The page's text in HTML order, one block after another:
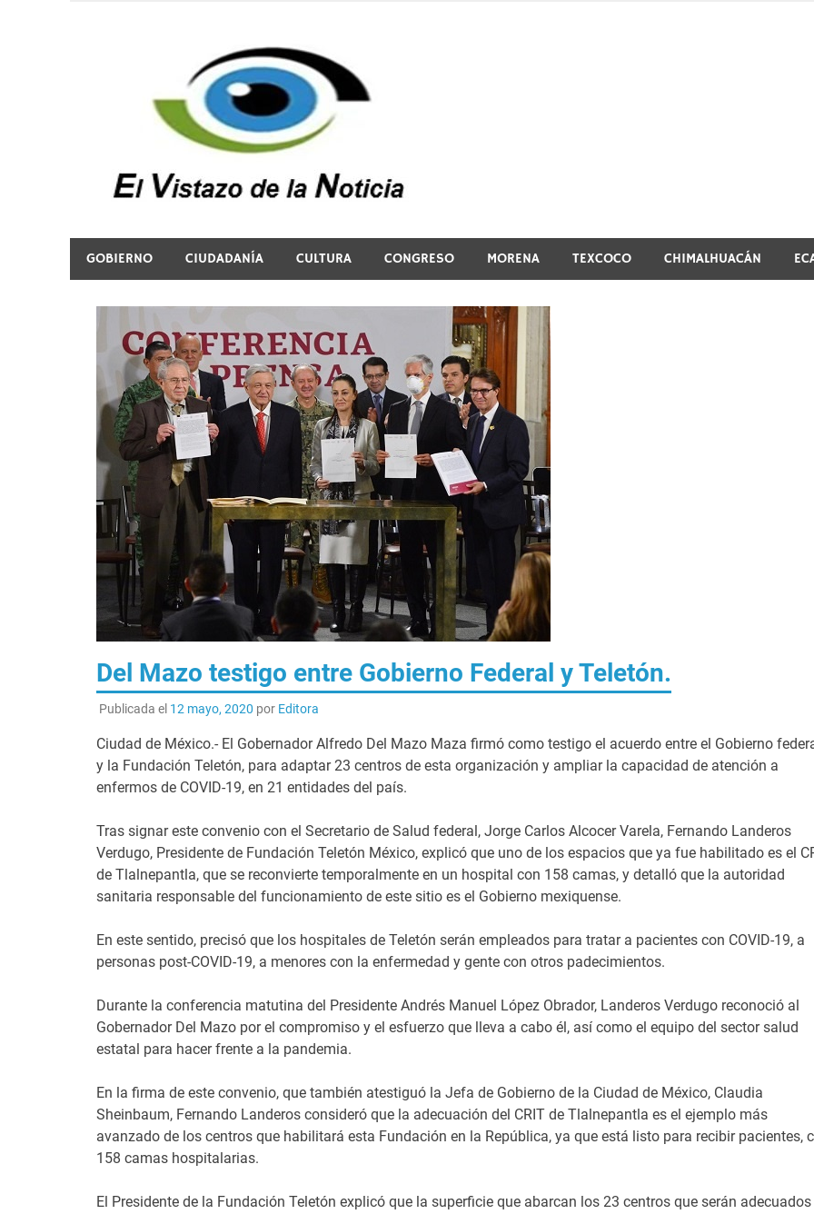
GOBIERNO CIUDADANÍA CULTURA CONGRESO MORENA TEXCOCO CHIMALHUACÁN
Del Mazo testigo entre Gobierno Federal y Teletón.
Publicada el 12 mayo, 2020 por Editora
Ciudad de México.- El Gobernador Alfredo Del Mazo Maza firmó como testigo el acuerdo entre el Gobierno
y la Fundación Teletón, para adaptar 23 centros de esta organización y ampliar la capacidad de atención a
enfermos de COVID-19, en 21 entidades del país.
Tras signar este convenio con el Secretario de Salud federal, Jorge Carlos Alcocer Varela, Fernando Landeros
Verdugo, Presidente de Fundación Teletón México, explicó que uno de los espacios que ya fue habilitado es el
de Tlalnepantla, que se reconvierte temporalmente en un hospital con 158 camas, y detalló que la autoridad
sanitaria responsable del funcionamiento de este sitio es el Gobierno mexiquense.
En este sentido, precisó que los hospitales de Teletón serán empleados para tratar a pacientes con COVID-19, a
personas post-COVID-19, a menores con la enfermedad y gente con otros padecimientos.
Durante la conferencia matutina del Presidente Andrés Manuel López Obrador, Landeros Verdugo reconoció al
Gobernador Del Mazo por el compromiso y el esfuerzo que lleva a cabo él, así como el equipo del sector salud
estatal para hacer frente a la pandemia.
En la firma de este convenio, que también atestiguó la Jefa de Gobierno de la Ciudad de México, Claudia
Sheinbaum, Fernando Landeros consideró que la adecuación del CRIT de Tlalnepantla es el ejemplo más
avanzado de los centros que habilitará esta Fundación en la República, ya que está listo para recibir pacientes,
158 camas hospitalarias.
El Presidente de la Fundación Teletón explicó que la superficie que abarcan los 23 centros que serán adecuados